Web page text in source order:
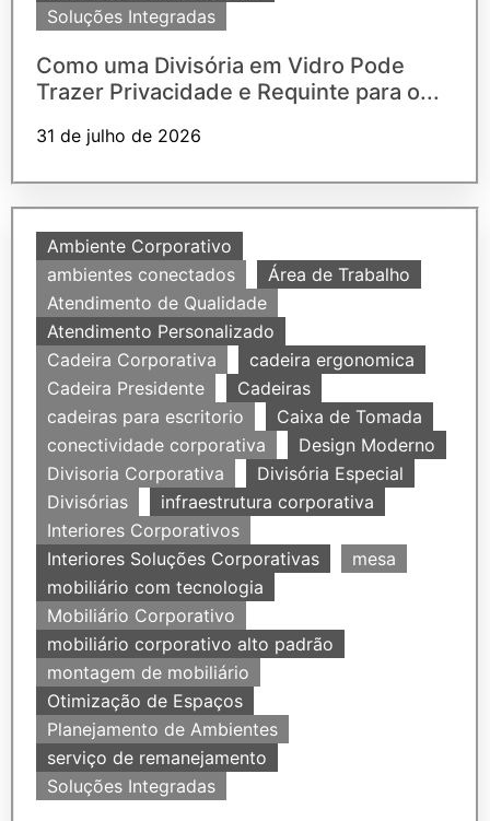
Soluções Integradas
Como uma Divisória em Vidro Pode
Trazer Privacidade e Requinte para o...
31 de julho de 2026
Ambiente Corporativo
ambientes conectados
Área de Trabalho
Atendimento de Qualidade
Atendimento Personalizado
Cadeira Corporativa
cadeira ergonomica
Cadeira Presidente
Cadeiras
cadeiras para escritorio
Caixa de Tomada
conectividade corporativa
Design Moderno
Divisoria Corporativa
Divisória Especial
Divisórias
infraestrutura corporativa
Interiores Corporativos
Interiores Soluções Corporativas
mesa
mobiliário com tecnologia
Mobiliário Corporativo
mobiliário corporativo alto padrão
montagem de mobiliário
Otimização de Espaços
Planejamento de Ambientes
serviço de remanejamento
Soluções Integradas